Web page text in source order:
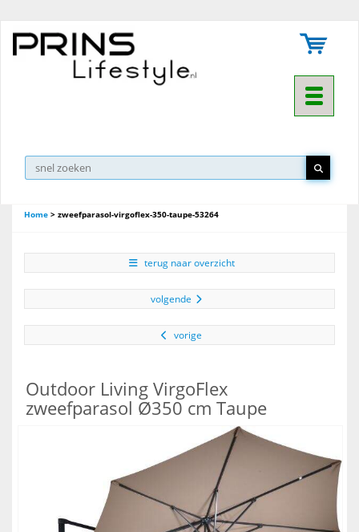
Toggle
Home > zweefparasol-virgoflex-350-taupe-53264
terug naar overzicht
volgende
vorige
Outdoor Living VirgoFlex
zweefparasol Ø350 cm Taupe